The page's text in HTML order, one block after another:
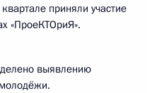
приняли участие
«ПроеКТОриЯ».
выявлению